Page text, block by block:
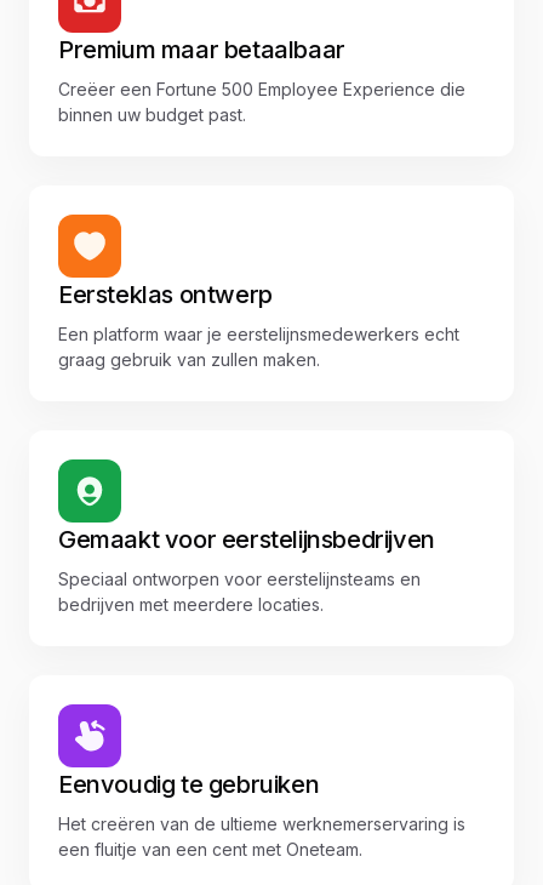
Premium maar betaalbaar
Creëer een Fortune 500 Employee Experience die
binnen uw budget past.
Eersteklas ontwerp
Een platform waar je eerstelijnsmedewerkers echt
graag gebruik van zullen maken.
Gemaakt voor eerstelijnsbedrijven
Speciaal ontworpen voor eerstelijnsteams en
bedrijven met meerdere locaties.
Eenvoudig te gebruiken
Het creëren van de ultieme werknemerservaring is
een fluitje van een cent met Oneteam.